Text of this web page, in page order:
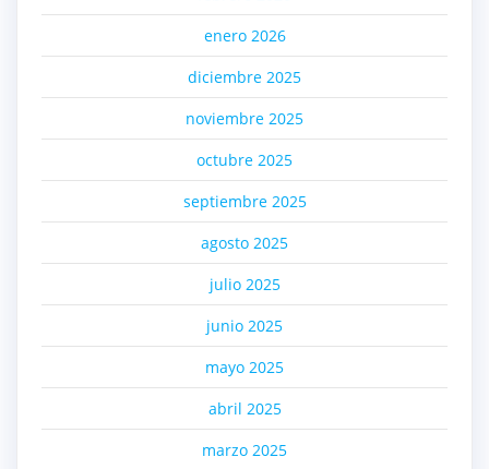
enero 2026
diciembre 2025
noviembre 2025
octubre 2025
septiembre 2025
agosto 2025
julio 2025
junio 2025
mayo 2025
abril 2025
marzo 2025